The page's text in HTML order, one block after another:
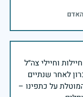
וחיילי צה״ל
לאחר שנתיים
על כתפינו –